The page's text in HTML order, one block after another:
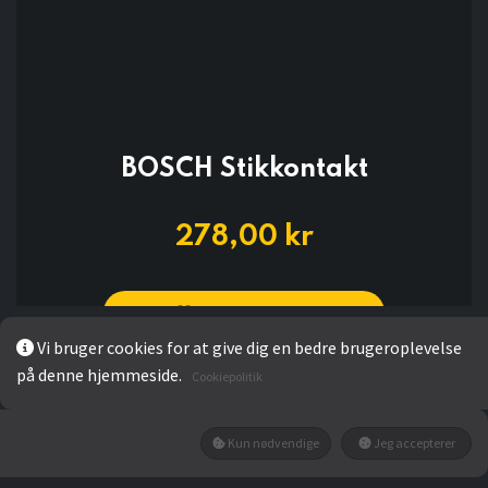
BOSCH Stikkontakt
278,00 kr
Add to wishlist
Ikke på lager
Vi bruger cookies for at give dig en bedre brugeroplevelse
på denne hjemmeside.
Cookiepolitik
Kun nødvendige Jeg accepterer